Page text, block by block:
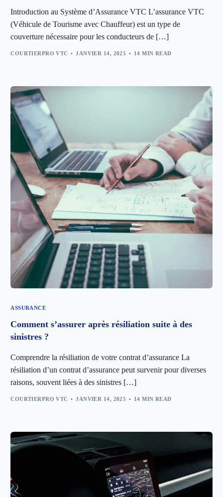
Introduction au Système d’Assurance VTC L’assurance VTC
(Véhicule de Tourisme avec Chauffeur) est un type de
couverture nécessaire pour les conducteurs de […]
COURTIERPRO VTC JANVIER 14, 2025 14 MIN READ
ASSURANCE
Comment s’assurer après résiliation suite à des
sinistres ?
Comprendre la résiliation de votre contrat d’assurance La
résiliation d’un contrat d’assurance peut survenir pour diverses
raisons, souvent liées à des sinistres […]
COURTIERPRO VTC JANVIER 14, 2025 14 MIN READ